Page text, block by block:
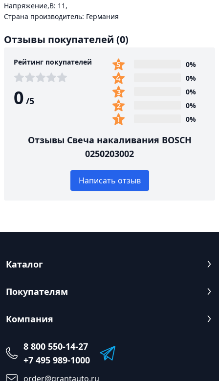
Напряжение,В: 11,
Страна производитель: Германия
Отзывы покупателей (0)
Рейтинг покупателей
0 /5
0%
0%
0%
0%
0%
Отзывы Свеча накаливания BOSCH
0250203002
Написать отзыв
Каталог
Покупателям
Компания
8 800 550-14-27
+7 495 989-1000
order@grantauto.ru